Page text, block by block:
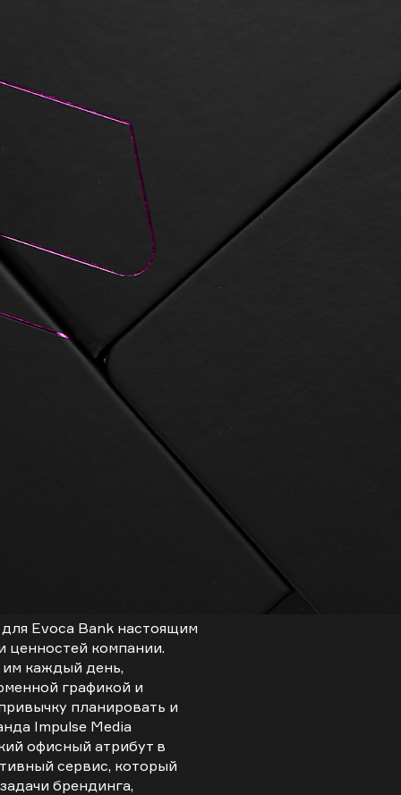
Evoca Bank настоящим
ценностей компании.
им каждый день,
графикой и
планировать и
Impulse Media
офисный атрибут в
сервис, который
брендинга,